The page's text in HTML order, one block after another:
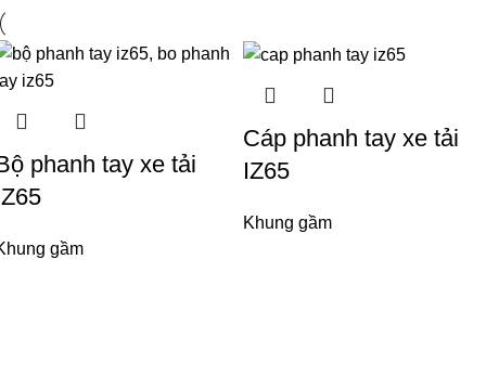
phanh tay xe tải
gầm
Cáp phanh tay xe tải
IZ65
Khung gầm